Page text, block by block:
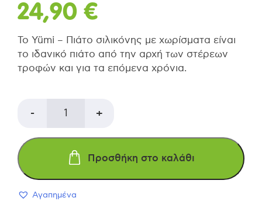
24,90 €
Το Yümi – Πιάτο σιλικόνης με χωρίσματα είναι
το ιδανικό πιάτο από την αρχή των στέρεων
τροφών και για τα επόμενα χρόνια.
- Yümi
–
και
+
Προσθήκη στο καλάθι
Αγαπημένα